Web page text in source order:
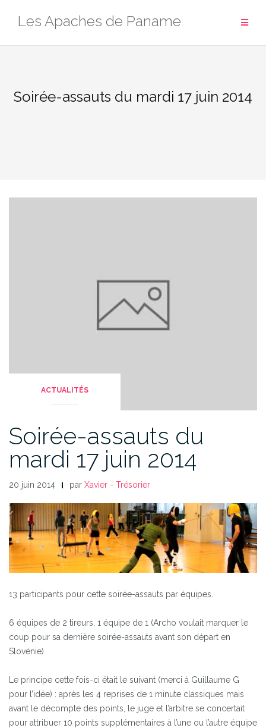
Les Apaches de Paname
Soirée-assauts du mardi 17 juin 2014
ACTUALITÉS
Soirée-assauts du
mardi 17 juin 2014
20 juin 2014 par Xavier - Trésorier
13 participants pour cette soirée-assauts par équipes.
6 équipes de 2 tireurs, 1 équipe de 1 (Archo voulait marquer le
coup pour sa dernière soirée-assauts avant son départ en
Slovénie)
Le principe cette fois-ci était le suivant (merci à Guillaume G
pour l’idée) : après les 4 reprises de 1 minute classiques mais
avant le décompte des points, le juge et l’arbitre se concertait
pour attribuer 10 points supplémentaires à l’une ou l’autre équipe